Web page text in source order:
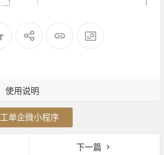
使用说明
工单企微小程序
下一篇